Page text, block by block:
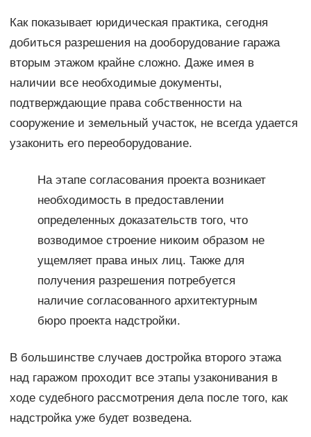
Как показывает юридическая практика, сегодня
добиться разрешения на дооборудование гаража
вторым этажом крайне сложно. Даже имея в
наличии все необходимые документы,
подтверждающие права собственности на
сооружение и земельный участок, не всегда удается
узаконить его переоборудование.
На этапе согласования проекта возникает
необходимость в предоставлении
определенных доказательств того, что
возводимое строение никоим образом не
ущемляет права иных лиц. Также для
получения разрешения потребуется
наличие согласованного архитектурным
бюро проекта надстройки.
В большинстве случаев достройка второго этажа
над гаражом проходит все этапы узаконивания в
ходе судебного рассмотрения дела после того, как
надстройка уже будет возведена.